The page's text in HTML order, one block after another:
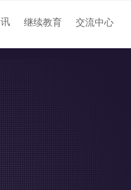
继续教育 交流中心